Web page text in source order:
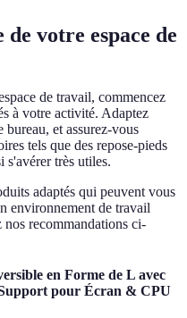
votre espace de
de travail, commencez
à votre activité. Adaptez
et assurez-vous
tels que des repose-pieds
s'avérer très utiles.
adaptés qui peuvent vous
environnement de travail
recommandations ci-
en Forme de L avec
pour Écran & CPU